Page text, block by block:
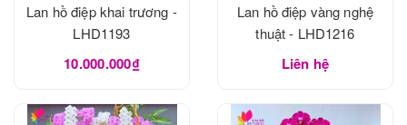
Lan hồ điệp khai trương -
LHD1193
10.000.000₫
Lan hồ điệp vàng nghệ
thuật - LHD1216
Liên hệ